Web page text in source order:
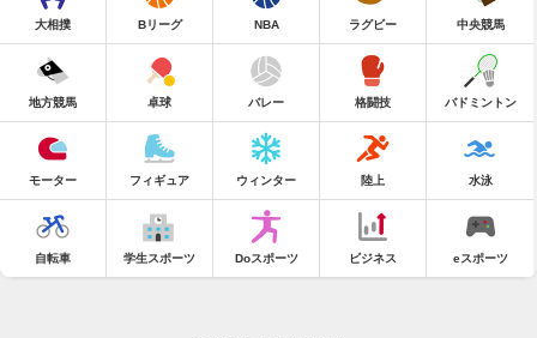
大相撲 Bリーグ NBA ラグビー 中央競馬
地方競馬 卓球 バレー 格闘技 バドミントン
モーター フィギュア ウィンター 陸上 水泳
自転車 学生スポーツ Doスポーツ ビジネス eスポーツ